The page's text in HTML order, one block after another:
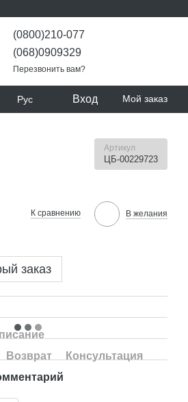
(0800)210-077
(068)0909329
Перезвонить вам?
Рус Вход Мой заказ
Артикул
ЦБ-00229723
К сравнению В желания
заказ
Возврат
Консультация